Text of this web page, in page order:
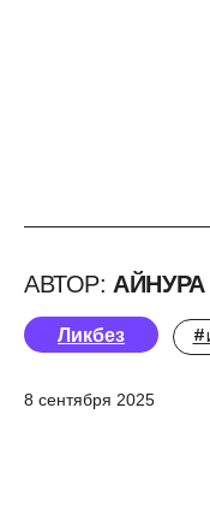
АВТОР:
Ликбез
8 сентября 2025